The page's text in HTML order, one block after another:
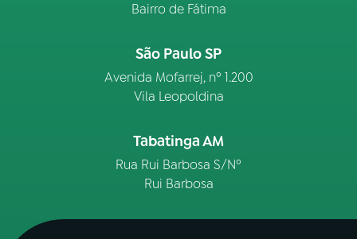
Bairro de Fátima
São Paulo SP
Avenida Mofarrej, nº 1.200
Vila Leopoldina
Tabatinga AM
Rua Rui Barbosa S/Nº
Rui Barbosa